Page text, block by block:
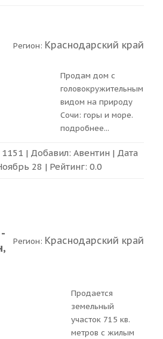
Регион: Краснодарский край
Продам дом с
головокружительным
видом на природу
Сочи: горы и море.
подробнее...
| Добавил: Авентин | Дата
28 | Рейтинг: 0.0
Регион: Краснодарский край
Продается
земельный
участок 715 кв.
метров с жилым